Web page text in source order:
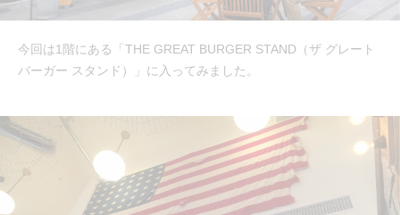
今回は1階にある「THE GREAT BURGER STAND（ザ グレート
バーガー スタンド）」に入ってみました。